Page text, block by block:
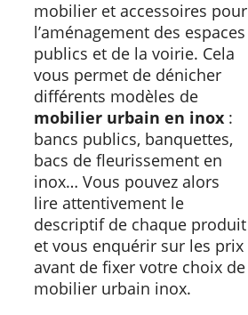
mobilier et accessoires pour
l’aménagement des espaces
publics et de la voirie. Cela
vous permet de dénicher
différents modèles de
mobilier urbain en inox :
bancs publics, banquettes,
bacs de fleurissement en
inox… Vous pouvez alors
lire attentivement le
descriptif de chaque produit
et vous enquérir sur les prix
avant de fixer votre choix de
mobilier urbain inox.